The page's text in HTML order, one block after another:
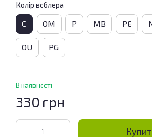
Колір воблера
C OM P MB PE
OU PG
В наявності
330 грн